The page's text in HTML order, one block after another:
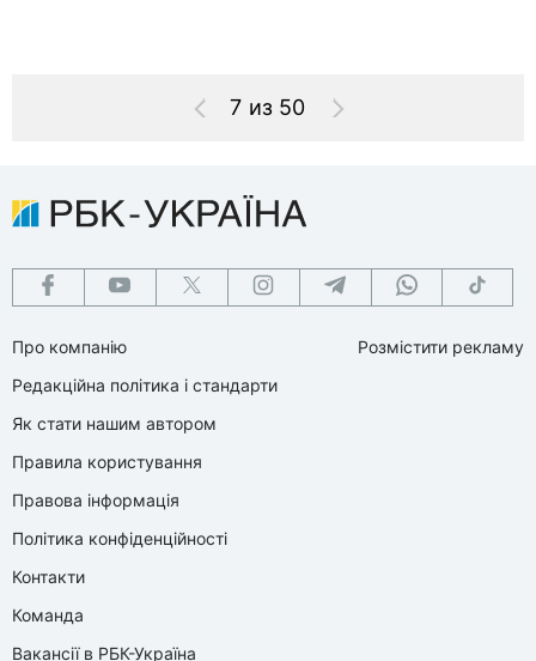
7 из 50
Про компанію
Редакційна політика і стандарти
Як стати нашим автором
Правила користування
Правова інформація
Політика конфіденційності
Контакти
Команда
Вакансії в РБК-Україна
Розмістити рекламу